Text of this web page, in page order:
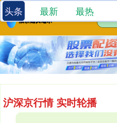
沪深京行情 实时轮播
头条 最新 最热